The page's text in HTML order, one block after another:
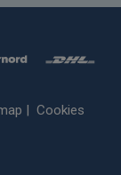
Cookies